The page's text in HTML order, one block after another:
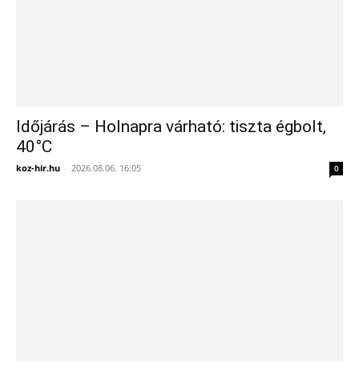
Időjárás – Holnapra várható: tiszta égbolt,
40°C
koz-hir.hu - 2026.08.06. 16:05 0